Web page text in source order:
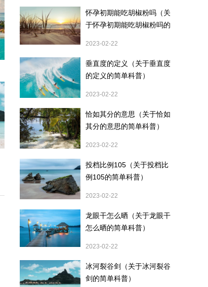
怀孕初期能吃胡椒粉吗（关
于怀孕初期能吃胡椒粉吗的
2023-02-22
垂直度的定义（关于垂直度
的定义的简单科普）
2023-02-22
恰如其分的意思（关于恰如
其分的意思的简单科普）
2023-02-22
投档比例105（关于投档比
例105的简单科普）
2023-02-22
龙眼干怎么晒（关于龙眼干
怎么晒的简单科普）
2023-02-22
冰河裂谷剑（关于冰河裂谷
剑的简单科普）